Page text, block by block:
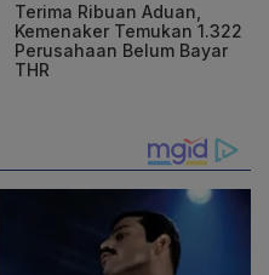
Terima Ribuan Aduan,
Kemenaker Temukan 1.322
Perusahaan Belum Bayar
THR